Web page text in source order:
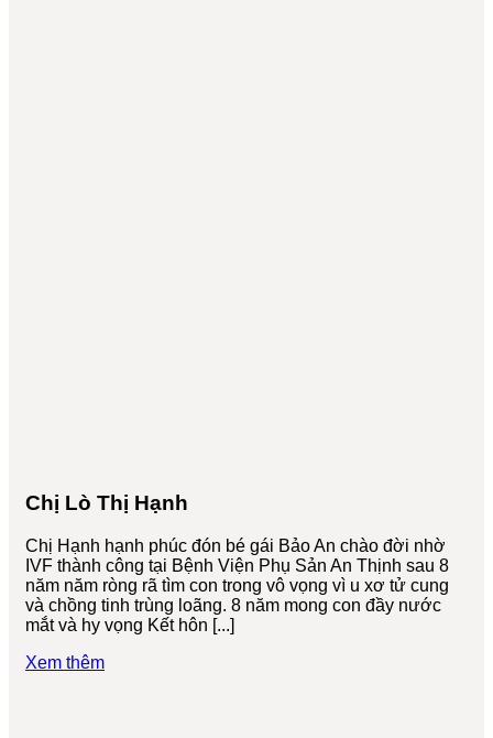
Chị Lò Thị Hạnh
Chị Hạnh hạnh phúc đón bé gái Bảo An chào đời nhờ
IVF thành công tại Bệnh Viện Phụ Sản An Thịnh sau 8
năm năm ròng rã tìm con trong vô vọng vì u xơ tử cung
và chồng tinh trùng loãng. 8 năm mong con đầy nước
mắt và hy vọng Kết hôn [...]
Xem thêm